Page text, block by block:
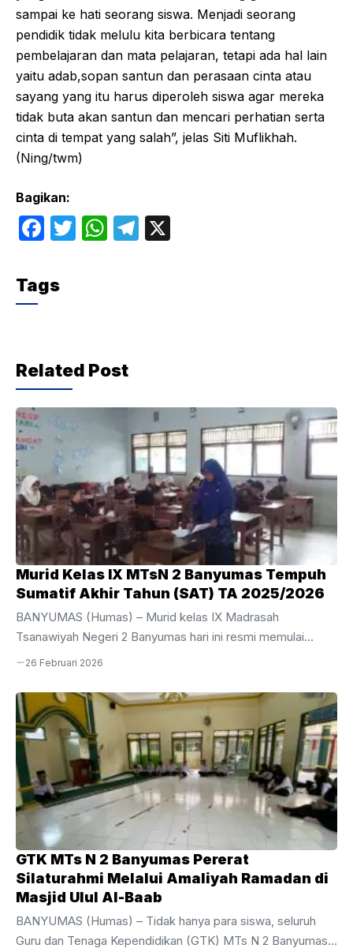
sampai ke hati seorang siswa. Menjadi seorang
pendidik tidak melulu kita berbicara tentang
pembelajaran dan mata pelajaran, tetapi ada hal lain
yaitu adab,sopan santun dan perasaan cinta atau
sayang yang itu harus diperoleh siswa agar mereka
tidak buta akan santun dan mencari perhatian serta
cinta di tempat yang salah”, jelas Siti Muflikhah.
(Ning/twm)
Bagikan:
F
c
e
o
k
T
W
p
T
Tags
Related Post
Murid Kelas IX MTsN 2 Banyumas Tempuh
Sumatif Akhir Tahun (SAT) TA 2025/2026
BANYUMAS (Humas) – Murid kelas IX Madrasah
Tsanawiyah Negeri 2 Banyumas hari ini resmi memulai
perjuangan mereka dalam pelaksanaan Sumatif Akhir Tahun
siswa tingkat akhir ini dijadwalkan berlangsung selama
sepekan, mulai dari Kamis, 26 Februari hingga Jumat, 6
Maret 2026.Pelaksanaan SAT kali ini dipusatkan di area
gedung depan MTsN 2 Banyumas dengan menggunakan 10
ruang kelas yang telah disiapkan secara maksimal untuk
menjamin kenyamanan dan ketenangan siswa selama
mengerjakan soal. Bertindak sebagai ...
26 Februari 2026
GTK MTs N 2 Banyumas Pererat
Silaturahmi Melalui Amaliyah Ramadan di
Masjid Ulul Al-Baab
BANYUMAS (Humas) – Tidak hanya para siswa, seluruh
Guru dan Tenaga Kependidikan (GTK) MTs N 2 Banyumas